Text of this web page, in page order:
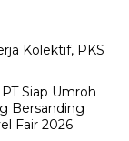
Kolektif, PKS
Siap Umroh
Bersanding
Fair 2026